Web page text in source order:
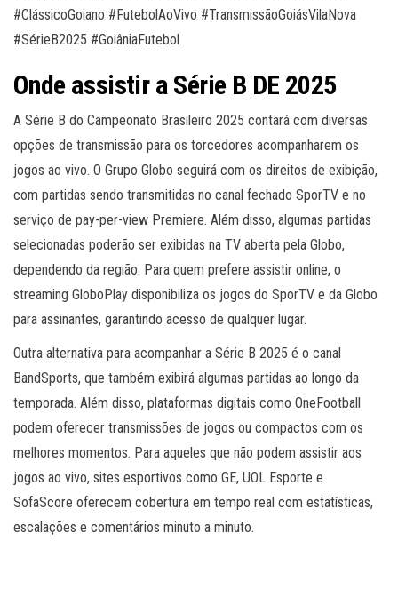
#ClássicoGoiano #FutebolAoVivo #TransmissãoGoiásVilaNova
#SérieB2025 #GoiâniaFutebol
Onde assistir a Série B DE 2025
A Série B do Campeonato Brasileiro 2025 contará com diversas
opções de transmissão para os torcedores acompanharem os
jogos ao vivo. O Grupo Globo seguirá com os direitos de exibição,
com partidas sendo transmitidas no canal fechado SporTV e no
serviço de pay-per-view Premiere. Além disso, algumas partidas
selecionadas poderão ser exibidas na TV aberta pela Globo,
dependendo da região. Para quem prefere assistir online, o
streaming GloboPlay disponibiliza os jogos do SporTV e da Globo
para assinantes, garantindo acesso de qualquer lugar.
Outra alternativa para acompanhar a Série B 2025 é o canal
BandSports, que também exibirá algumas partidas ao longo da
temporada. Além disso, plataformas digitais como OneFootball
podem oferecer transmissões de jogos ou compactos com os
melhores momentos. Para aqueles que não podem assistir aos
jogos ao vivo, sites esportivos como GE, UOL Esporte e
SofaScore oferecem cobertura em tempo real com estatísticas,
escalações e comentários minuto a minuto.